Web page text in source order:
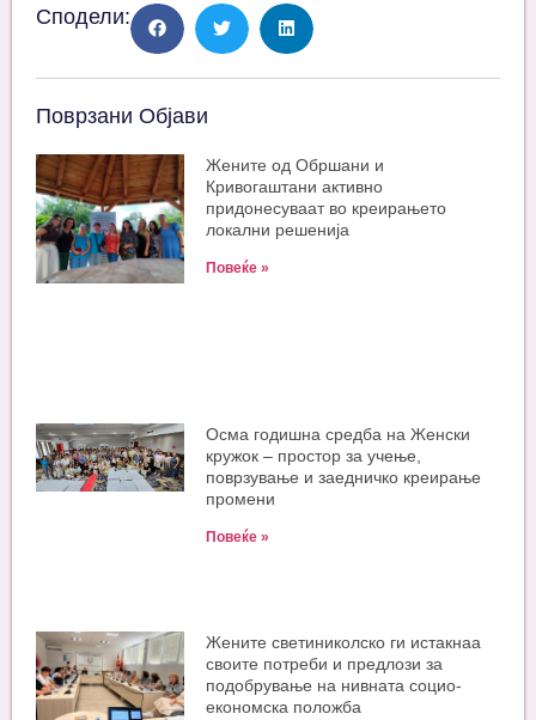
Сподели:
Поврзани Објави
Жените од Обршани и
Кривогаштани активно
придонесуваат во креирањето
локални решенија
Повеќе »
Oсма годишна средба на Женски
кружок – простор за учење,
поврзување и заедничко креирање
промени
Повеќе »
Жените светиниколско ги истакнаа
своите потреби и предлози за
подобрување на нивната социо-
економска положба